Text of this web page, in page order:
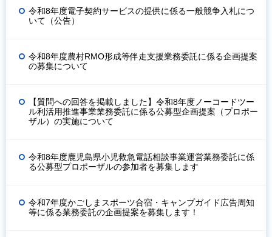
令和8年度電子契約サービスの提供に係る一般競争入札につ
いて（公告）
令和8年度農村RMO形成等伴走支援業務委託に係る企画提案
の募集について
【質問への回答を掲載しました】令和8年度ノーコードツー
ル利活用推進事業業務委託に係る公募型企画提案（プロポー
ザル）の実施について
令和8年度鹿児島県小児救急電話相談事業運営業務委託に係
る公募型プロポーザルの参加者を募集します
令和7年度かごしまスポーツ合宿・キャンプガイド広告周知
等に係る業務委託の企画提案を募集します！